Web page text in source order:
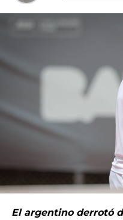
El argentino derrotó